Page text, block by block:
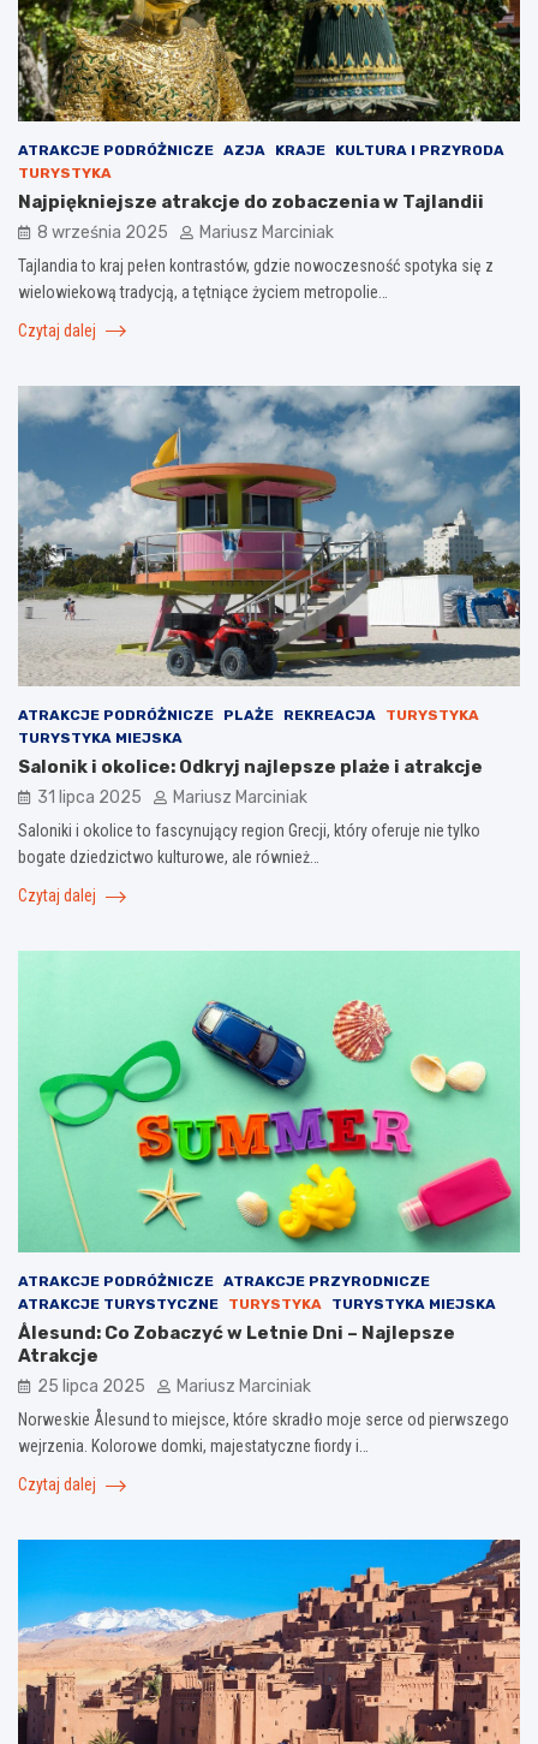
ATRAKCJE PODRÓŻNICZE AZJA KRAJE
KULTURA I PRZYRODA
TURYSTYKA
Najpiękniejsze atrakcje do zobaczenia w Tajlandii
8 września 2025 Mariusz Marciniak
Tajlandia to kraj pełen kontrastów, gdzie nowoczesność spotyka się z
wielowiekową tradycją, a tętniące życiem metropolie…
Czytaj dalej
ATRAKCJE PODRÓŻNICZE PLAŻE REKREACJA
TURYSTYKA
TURYSTYKA MIEJSKA
Salonik i okolice: Odkryj najlepsze plaże i atrakcje
31 lipca 2025 Mariusz Marciniak
Saloniki i okolice to fascynujący region Grecji, który oferuje nie tylko
bogate dziedzictwo kulturowe, ale również…
Czytaj dalej
ATRAKCJE PODRÓŻNICZE ATRAKCJE PRZYRODNICZE
ATRAKCJE TURYSTYCZNE
TURYSTYKA TURYSTYKA MIEJSKA
Ålesund: Co Zobaczyć w Letnie Dni – Najlepsze
Atrakcje
25 lipca 2025 Mariusz Marciniak
Norweskie Ålesund to miejsce, które skradło moje serce od pierwszego
wejrzenia. Kolorowe domki, majestatyczne fiordy i…
Czytaj dalej